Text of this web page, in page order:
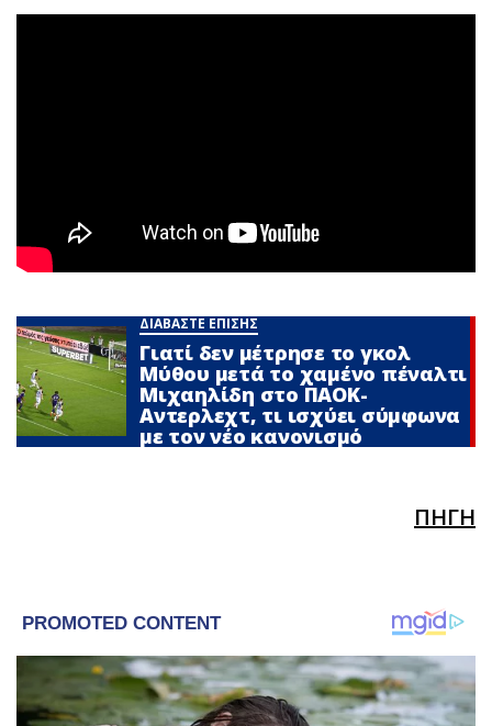
ΔΙΑΒΑΣΤΕ ΕΠΙΣΗΣ
Γιατί δεν μέτρησε το γκολ
Μύθου μετά το χαμένο πέναλτι
Μιχαηλίδη στο ΠΑΟΚ-
Αντερλεχτ, τι ισχύει σύμφωνα
με τον νέο κανονισμό
ΠΗΓΗ